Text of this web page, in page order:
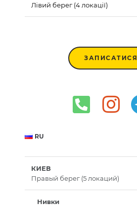
Лівий берег (4 локації)
ЗАПИСАТИСЯ
RU
КИЕВ
Правый берег (5 локаций)
Нивки